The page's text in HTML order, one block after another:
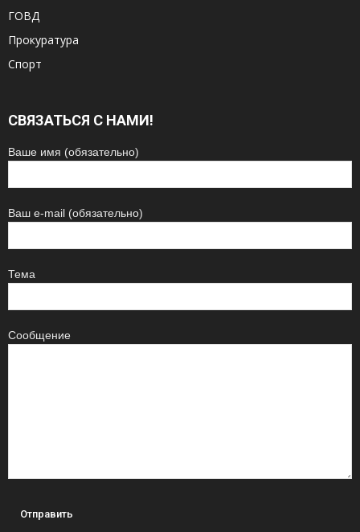
ГОВД
Прокуратура
Спорт
СВЯЗАТЬСЯ С НАМИ!
Ваше имя (обязательно)
Ваш e-mail (обязательно)
Тема
Сообщение